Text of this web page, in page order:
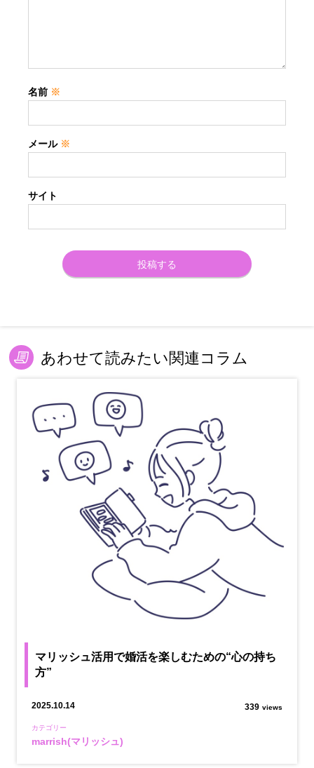
名前 ※
メール ※
サイト
あわせて読みたい関連コラム
マリッシュ活用で婚活を楽しむための“心の持ち
方”
2025.10.14 339 views
カテゴリー
marrish(マリッシュ)